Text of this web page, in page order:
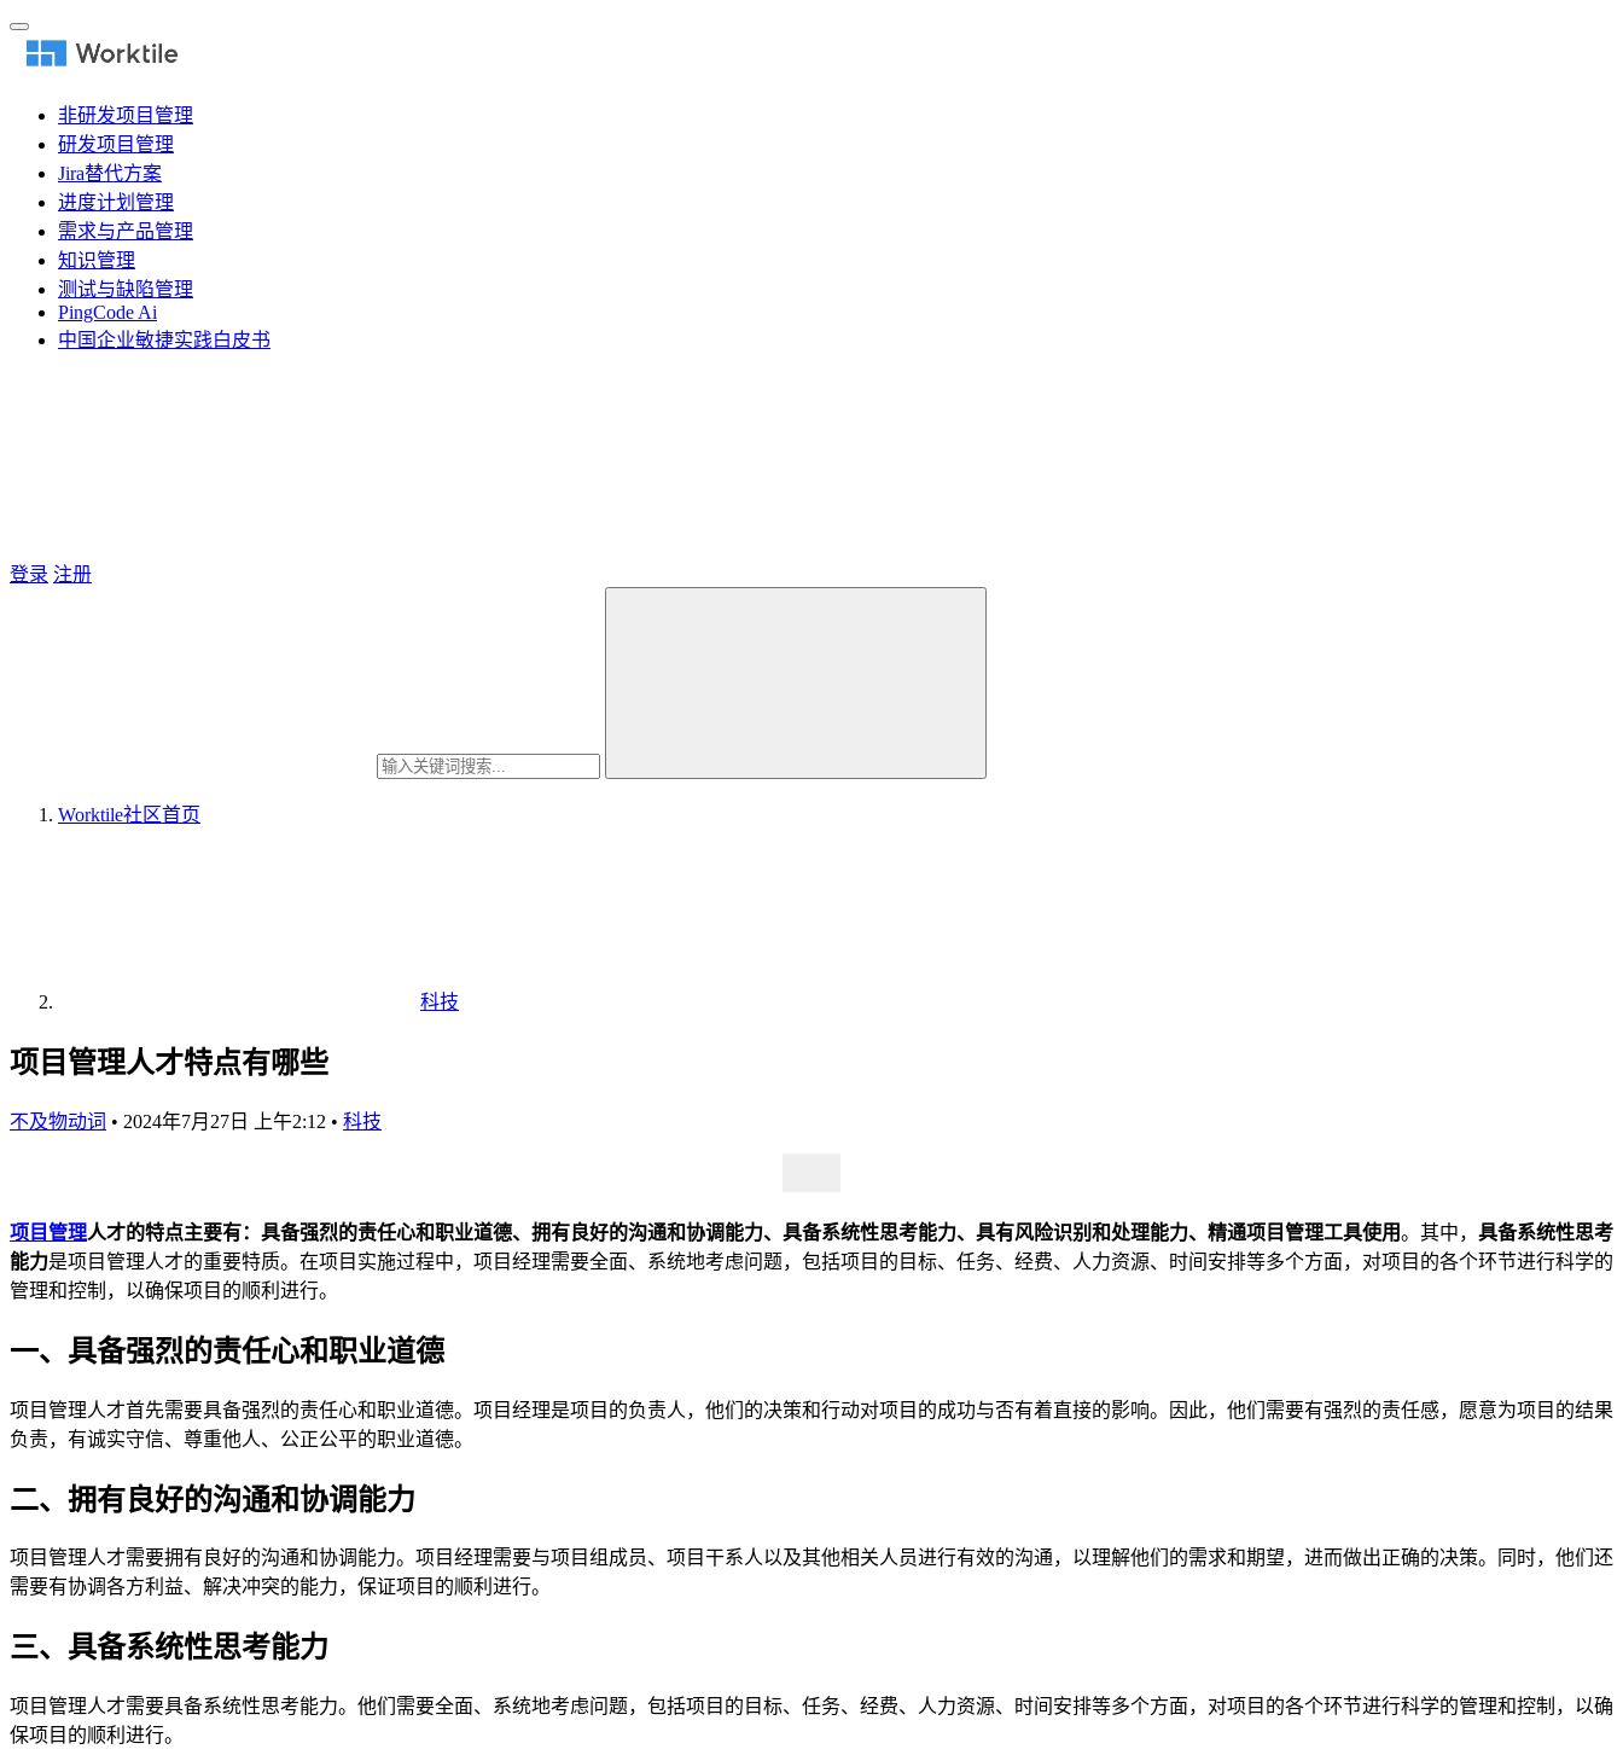
非研发项目管理
研发项目管理
Jira替代方案
进度计划管理
需求与产品管理
知识管理
测试与缺陷管理
PingCode Ai
中国企业敏捷实践白皮书
登录 注册
Worktile社区首页
科技
项目管理人才特点有哪些
不及物动词 • 2024年7月27日 上午2:12 • 科技
项目管理人才的特点主要有：具备强烈的责任心和职业道德、拥有良好的沟通和协调能力、具备系统性思考能力、具有风险识别和处理能力、精通项目管理工具使用。其中， 具备系统性思考
能力是项目管理人才的重要特质。在项目实施过程中，项目经理需要全面、系统地考虑问题，包括项目的目标、任务、经费、人力资源、时间安排等多个方面，对项目的各个环节进行科学的
管理和控制，以确保项目的顺利进行。
一、具备强烈的责任心和职业道德
项目管理人才首先需要具备强烈的责任心和职业道德。项目经理是项目的负责人，他们的决策和行动对项目的成功与否有着直接的影响。因此，他们需要有强烈的责任感，愿意为项目的结果
负责，有诚实守信、尊重他人、公正公平的职业道德。
二、拥有良好的沟通和协调能力
项目管理人才需要拥有良好的沟通和协调能力。项目经理需要与项目组成员、项目干系人以及其他相关人员进行有效的沟通，以理解他们的需求和期望，进而做出正确的决策。同时，他们还
需要有协调各方利益、解决冲突的能力，保证项目的顺利进行。
三、具备系统性思考能力
项目管理人才需要具备系统性思考能力。他们需要全面、系统地考虑问题，包括项目的目标、任务、经费、人力资源、时间安排等多个方面，对项目的各个环节进行科学的管理和控制，以确
保项目的顺利进行。